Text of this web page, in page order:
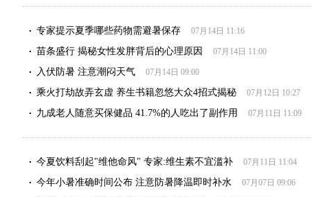
专家提示夏季哪些药物需避暑保存 07月14日 11:16
苗条盛行 揭秘女性发胖背后的心理原因 07月14日 11:00
入伏防暑 注意潮闷天气 07月14日 09:00
乘火打劫故弄玄虚 养生书籍忽悠大众4招式揭秘 07月12日 10:27
九成老人随意买保健品 41.7%的人吃出了副作用 07月11日 11:09
今夏饮料刮起"维他命风" 专家:维生素不宜滥补 07月11日 11:04
今年小暑准确时间公布 注意防暑降温即时补水 07月07日 09:06